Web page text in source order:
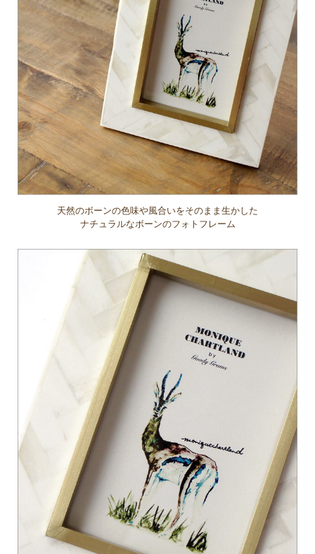
天然のボーンの色味や風合いをそのまま生かした
ナチュラルなボーンのフォトフレーム